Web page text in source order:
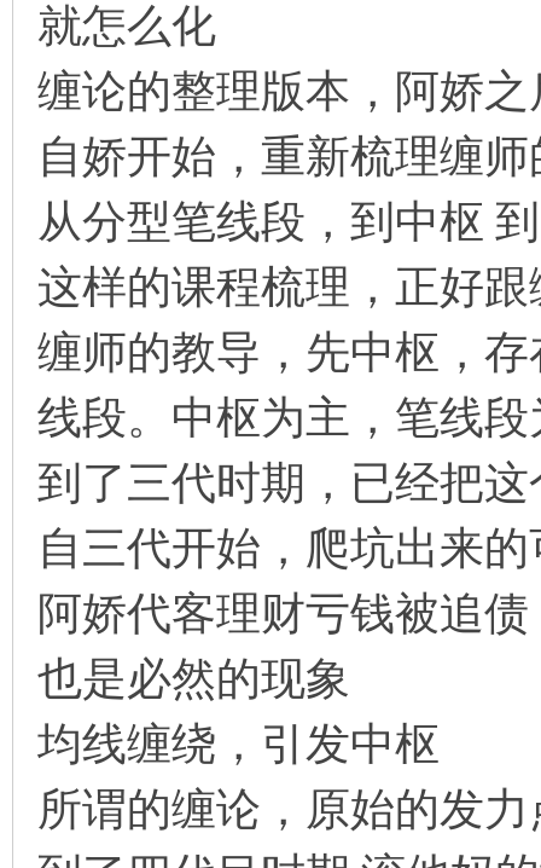
就怎么化
缠论的整理版本，阿娇
自娇开始，重新梳理缠
从分型笔线段，到中枢
这样的课程梳理，正好
缠师的教导，先中枢，
线段。中枢为主，笔线段
到了三代时期，已经把
自三代开始，爬坑出来
阿娇代客理财亏钱被追
也是必然的现象
均线缠绕，引发中枢
所谓的缠论，原始的发